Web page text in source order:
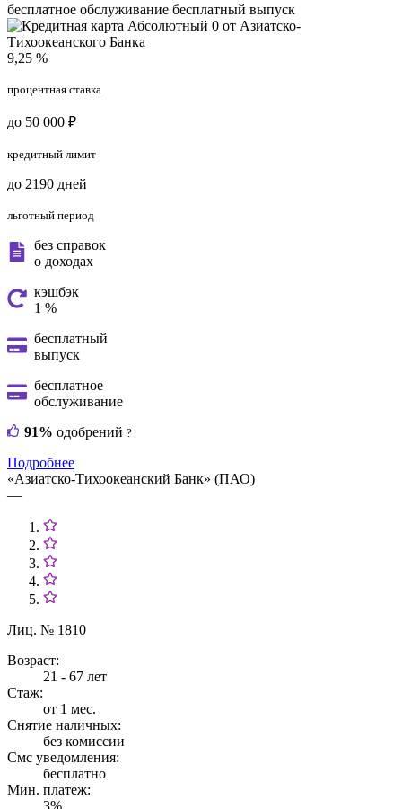
бесплатное обслуживание бесплатный выпуск
9,25 %
процентная ставка
до 50 000 ₽
кредитный лимит
до 2190 дней
льготный период
без справок
о доходах
кэшбэк
1 %
бесплатный
выпуск
бесплатное
обслуживание
91% одобрений ?
Подробнее
«Азиатско-Тихоокеанский Банк» (ПАО)
—
Лиц. № 1810
Возраст:
21 - 67 лет
Стаж:
от 1 мес.
Снятие наличных:
без комиссии
Смс уведомления:
бесплатно
Мин. платеж:
3%